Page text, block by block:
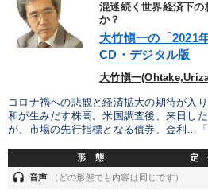
混迷続く世界経済下
か？
大竹愼一の「2021
CD・デジタル版
大竹愼一
コロナ禍への悲観と経済拡大の期待が入
和が生みだす株高。米国調査後、来日し
が、市場の先行指標となる債券、金利…
形 態 定
headset 音声 （どの形態でも内容は同じです）